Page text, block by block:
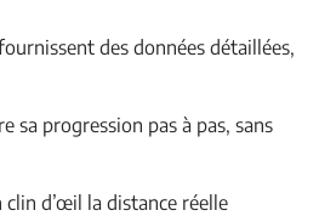
des données détaillées,
sa progression pas à pas, sans
d’œil la distance réelle